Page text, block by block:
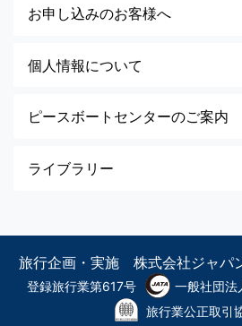
お申し込みのお客様へ
個人情報について
ピースボートセンターのご案内
ライブラリー
旅行企画・実施 株式会社ジャパ
登録旅行業第617号
一般社団法
旅行業公正取引